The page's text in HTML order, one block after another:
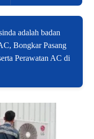
adalah badan
Bongkar Pasang
Perawatan AC di